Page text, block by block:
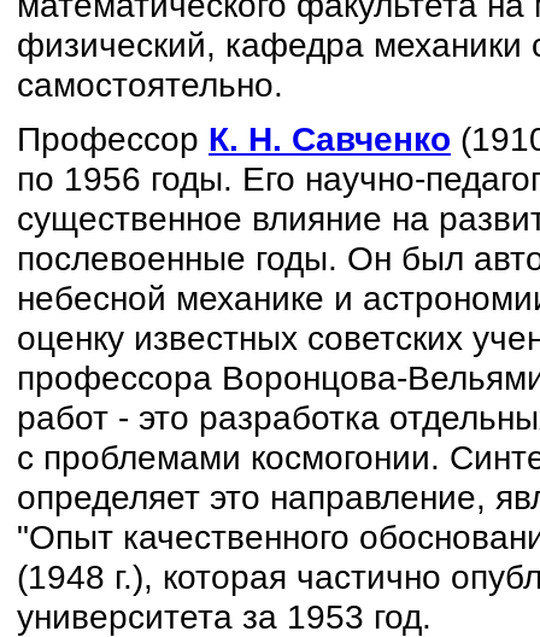
физический, кафедра механики
самостоятельно.
Профессор К. Н. Савченко
по 1956 годы. Его научно-
существенное влияние на
послевоенные годы. Он был
небесной механике и
оценку известных советских
профессора Воронцова-
работ - это разработка
с проблемами космогонии.
определяет это направление,
"Опыт качественного
(1948 г.), которая частично
университета за 1953 год.